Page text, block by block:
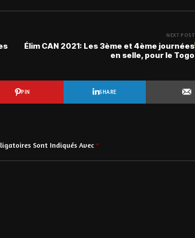
NEXT POST
Élim CAN 2021: Les 3ème et 4ème journées
en selle, pour le Togo
PIN SHARE
Sont Indiqués Avec *